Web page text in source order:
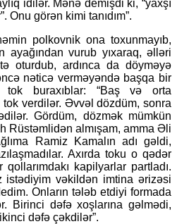
idilər. Mənə demişdi ki, “yaxşı
Onu görən kimi tanıdım”.
polkovnik ona toxunmayıb,
vurub yıxaraq, əlləri
oturdub, ardınca da döyməyə
nəticə verməyəndə başqa bir
tok buraxıblar: “Baş və orta
tok verdilər. Əvvəl dözdüm, sonra
Gördüm, dözmək mümkün
Rüstəmlidən almışam, amma Əli
Ramiz Kamalın adı gəldi,
Axırda toku o qədər
kapilyarlar partladı.
istədiyim vəkildən imtina ərizəsi
Onların tələb etdiyi formada
Birinci dəfə xoşlarına gəlmədi,
dəfə çəkdilər”.